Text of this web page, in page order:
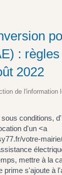
:
2022
de l'information
conditions,
d'un <a
votre-
mettre à la
prime s'ajoute à